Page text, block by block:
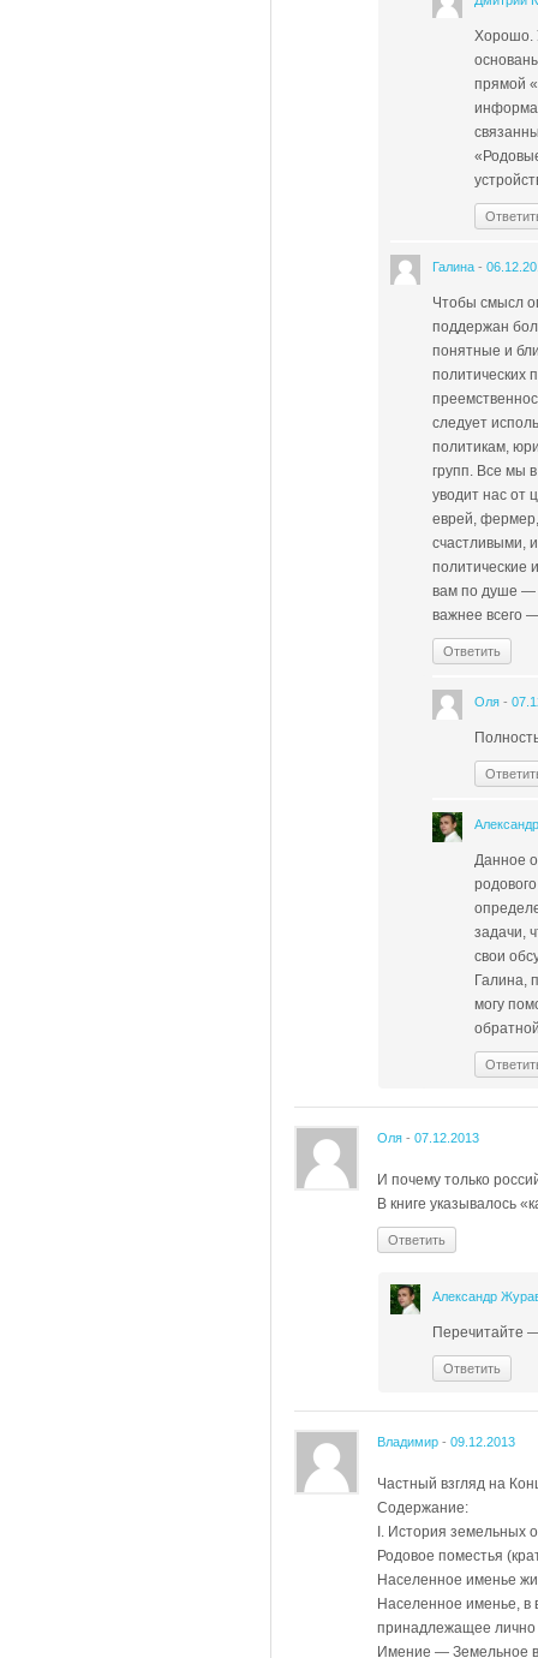
Хорошо.
прямой
Галина -
Чтобы смысл
поддержан
понятные и
политических
следует
политикам,
групп. Все мы
уводит нас от
еврей,
счастливыми,
политические
вам по душе —
важнее всего
Ответить
Оля -
Данное
задачи,
свои
Галина,
могу
Оля - 07.12.2013
И почему только
В книге указывалось
Ответить
Александр
Перечитайте
Ответить
Владимир - 09.12.2013
Частный взгляд на
Содержание:
I. История земельных
Родовое поместья
Населенное именье
Населенное именье, в
принадлежащее
Имение — Земельное